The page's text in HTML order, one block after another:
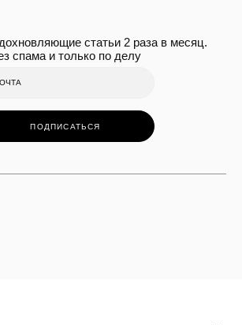
статьи 2 раза в месяц.
спама и только по делу
ПОДПИСАТЬСЯ